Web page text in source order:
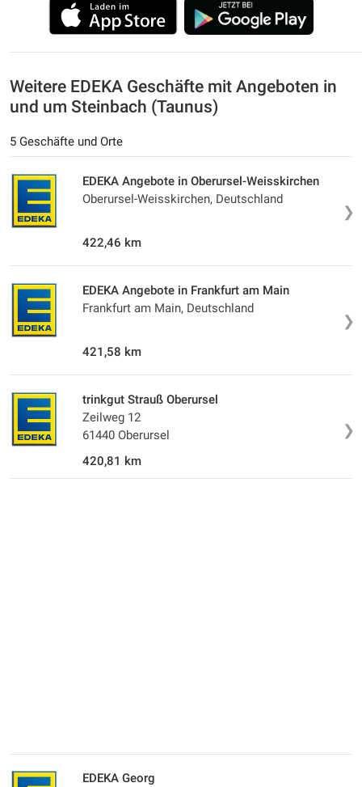
Weitere EDEKA Geschäfte mit Angeboten in
und um Steinbach (Taunus)
5 Geschäfte und Orte
❯
EDEKA Angebote in Oberursel-Weisskirchen
Oberursel-Weisskirchen, Deutschland
422,46 km
❯
EDEKA Angebote in Frankfurt am Main
Frankfurt am Main, Deutschland
421,58 km
❯
trinkgut Strauß Oberursel
Zeilweg 12
61440 Oberursel
420,81 km
EDEKA Georg